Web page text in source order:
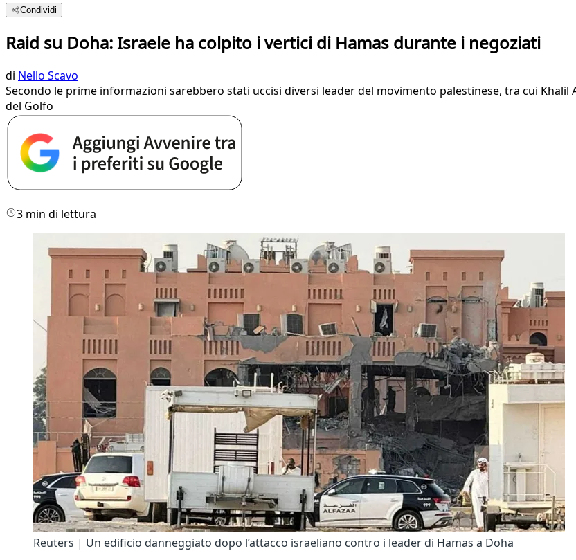
Condividi
Raid su Doha: Israele ha colpito i vertici di Hamas durante i negoziati
di Nello Scavo
Secondo le prime informazioni sarebbero stati uccisi diversi leader del movimento palestinese, tra cui Khalil
del Golfo
3 min di lettura
Reuters | Un edificio danneggiato dopo l’attacco israeliano contro i leader di Hamas a Doha